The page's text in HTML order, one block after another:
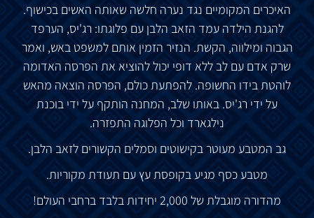
האיכרים המקומיים נגד נערה חלשה שאותה האשים בכישוף.
להגנת הילדה עמד הזאב הלבן עם פלוגתו: רג'יס, הערפד
הגבוה ומילווה, הקשת. הנזיר הזמין אותם למשפט באש, ואמר
שרק אדם עם לב ללא דופי יכול להוציא את הפרסה האדומה
לוהטת בידו החשופה. להפתעת כולם, הפרסה הוצאה מהאש
על ידי רג'יס. באותו שלב, המחנה הותקף על ידי בוכנת
נילגארד וכל הפלוגה התפזרה.
גב המטבע מעוטר בקישוטים וסמלים הקשורים לזאב הלבן.
מטבע כסף מגיע בקופסת עץ עם תעודת מקוריות.
מהדורה מוגבלת של 2,000 יחידות בלבד ברחבי העולם!